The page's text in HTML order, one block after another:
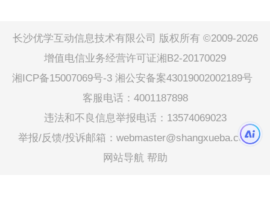
长沙优学互动信息技术有限公司 版权所有 ©2009-2026
增值电信业务经营许可证湘B2-20170029
湘ICP备15007069号-3 湘公安备案43019002002189号
客服电话：4001187898
违法和不良信息举报电话：13574069023
举报/反馈/投诉邮箱：webmaster@shangxueba.com
网站导航 帮助